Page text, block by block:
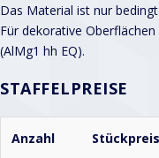
Das Material ist nur
Für dekorative
(AlMg1 hh EQ).
STAFFELPREISE
Anzahl Stückpreis